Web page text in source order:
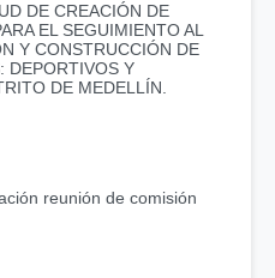
DE CREACIÓN DE
EL SEGUIMIENTO AL
Y CONSTRUCCIÓN DE
DEPORTIVOS Y
DE MEDELLÍN.
reunión de comisión